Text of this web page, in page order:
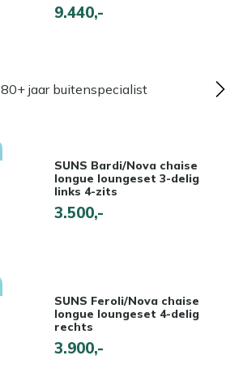
9.440,-
80+ jaar buitenspecialist
SUNS Bardi/Nova chaise
longue loungeset 3-delig
links 4-zits
3.500,-
SUNS Feroli/Nova chaise
longue loungeset 4-delig
rechts
3.900,-